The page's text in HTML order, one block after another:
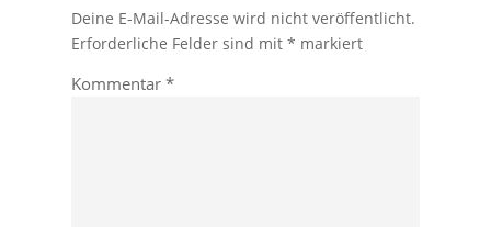
Deine E-Mail-Adresse wird nicht veröffentlicht.
Erforderliche Felder sind mit * markiert
Kommentar *